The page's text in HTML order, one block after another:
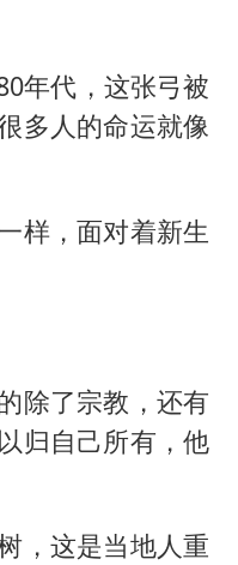
年代，这张弓被
多人的命运就像
样，面对着新生
除了宗教，还有
归自己所有，他
，这是当地人重